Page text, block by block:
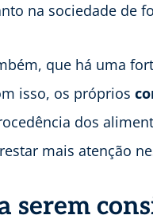
na sociedade de
que há uma
isso, os próprios
dos
mais atenção
serem